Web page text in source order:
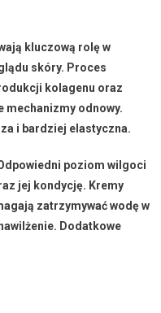
kluczową rolę w
skóry. Proces
kolagenu oraz
mechanizmy odnowy.
i bardziej elastyczna.
poziom wilgoci
jej kondycję. Kremy
zatrzymywać wodę w
Dodatkowe